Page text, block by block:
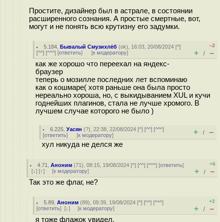
Простите, дизайнер был в астрале, в состоянии
расширенного сознания. А простые смертные, вот,
могут и не понять всю крутизну его задумки.
5.184 ,Бывалый Смузихлёб (ok), 16:03, 20/08/2024 [^]
[^^] [^^^] [ответить] [к модератору]
–2
+ / –
как же хорошо что переехал на яндекс-
браузер
теперь о мозилле последних лет вспоминаю
как о кошмаре( хотя раньше она была просто
нереально хороша, но, с выкидыванием XUL и кучи
годнейших плагинов, стала не лучше хромого. В
лучшем случае которого не было )
6.225 ,Уасян (?), 22:38, 22/08/2024 [^] [^^] [^^^]
[ответить] [к модератору] + / –
хул никуда не делся же
4.71 ,Аноним (71), 08:15, 19/08/2024 [^] [^^] [^^^] [ответить]
[↓] [↑] [к модератору]
+6
+ / –
Так это же флаг, не?
5.89 ,Аноним (89), 09:39, 19/08/2024 [^] [^^] [^^^]
[ответить] [↓] [к модератору]
+2
+ / –
я тоже флажок увидел.